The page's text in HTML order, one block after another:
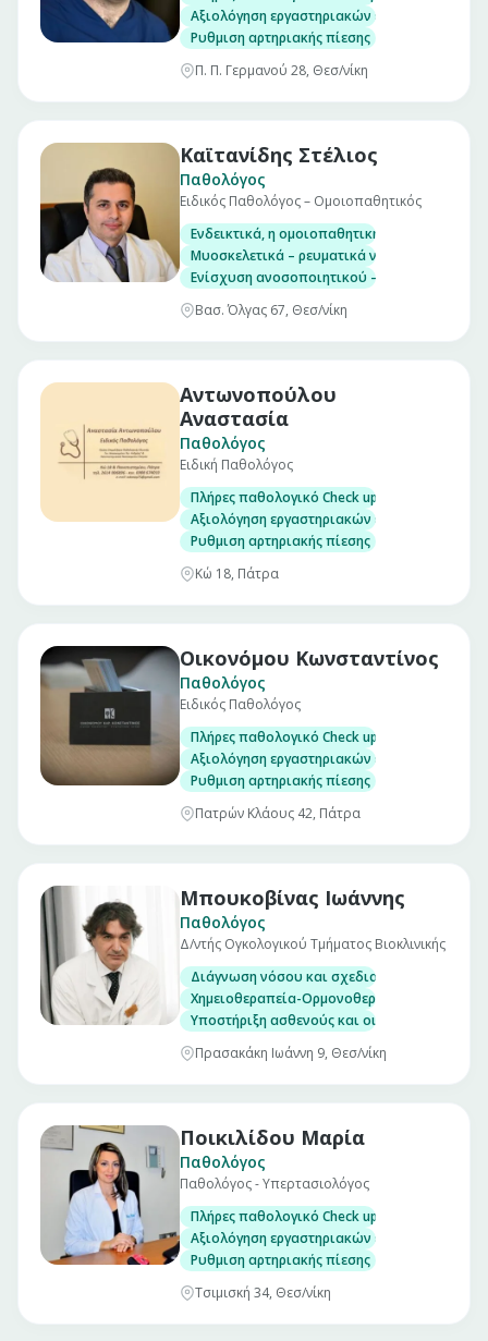
Αξιολόγηση εργαστηριακών εξετάσεων
Ρυθμιση αρτηριακής πίεσης
Π. Π. Γερμανού 28, Θεσ/νίκη
Καϊτανίδης Στέλιος
Παθολόγος
Ειδικός Παθολόγος – Ομοιοπαθητικός
Ενδεικτικά, η ομοιοπαθητική εφαρμόζεται σε
Μυοσκελετικά – ρευματικά νοσήματα
Ενίσχυση ανοσοποιητικού – λοιμώξεις –
Βασ. Όλγας 67, Θεσ/νίκη
Αντωνοπούλου
Αναστασία
Παθολόγος
Ειδική Παθολόγος
Πλήρες παθολογικό Check up σε άνδρες και
Αξιολόγηση εργαστηριακών εξετάσεων
Ρυθμιση αρτηριακής πίεσης
Κώ 18, Πάτρα
Οικονόμου Κωνσταντίνος
Παθολόγος
Ειδικός Παθολόγος
Πλήρες παθολογικό Check up σε άνδρες και
Αξιολόγηση εργαστηριακών εξετάσεων
Ρυθμιση αρτηριακής πίεσης
Πατρών Κλάους 42, Πάτρα
Μπουκοβίνας Ιωάννης
Παθολόγος
Δ/ντής Ογκολογικού Τμήματος Βιοκλινικής
Διάγνωση νόσου και σχεδιασμός
Χημειοθεραπεία-Ορμονοθεραπεία-
Υποστήριξη ασθενούς και οικογένειας
Πρασακάκη Ιωάννη 9, Θεσ/νίκη
Ποικιλίδου Μαρία
Παθολόγος
Παθολόγος - Υπερτασιολόγος
Πλήρες παθολογικό Check up σε άνδρες και
Αξιολόγηση εργαστηριακών εξετάσεων
Ρυθμιση αρτηριακής πίεσης
Τσιμισκή 34, Θεσ/νίκη